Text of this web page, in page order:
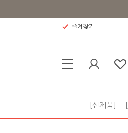
즐겨찾기
[신제품]